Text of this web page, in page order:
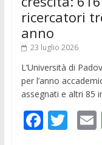
ricercatori
anno
23 luglio 2026
L’Università di
per l’anno
assegnati e altri 85
F T